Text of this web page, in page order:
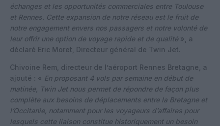
échanges et les opportunités commerciales entre Toulouse
et Rennes. Cette expansion de notre réseau est le fruit de
notre engagement envers nos passagers et notre volonté de
leur offrir une option de voyage rapide et de qualité », a
déclaré Eric Moret, Directeur général de Twin Jet.
Chivoine Rem, directeur de l’aéroport Rennes Bretagne, a
ajouté : « En proposant 4 vols par semaine en début de
matinée, Twin Jet nous permet de répondre de façon plus
complète aux besoins de déplacements entre la Bretagne et
l’Occitanie, notamment pour les voyageurs d’affaires pour
lesquels cette liaison constitue historiquement un besoin